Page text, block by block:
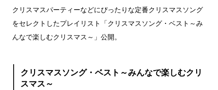
クリスマスパーティーなどにぴったりな定番クリスマスソング
をセレクトしたプレイリスト「クリスマスソング・ベスト～み
んなで楽しむクリスマス～」公開。
クリスマスソング・ベスト～みんなで楽しむクリ
スマス～